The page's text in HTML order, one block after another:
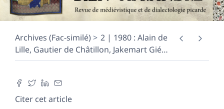
Archives (Fac-similé)
2 | 1980 : Alain de
Lille, Gautier de Châtillon, Jakemart Gié…
Citer cet article